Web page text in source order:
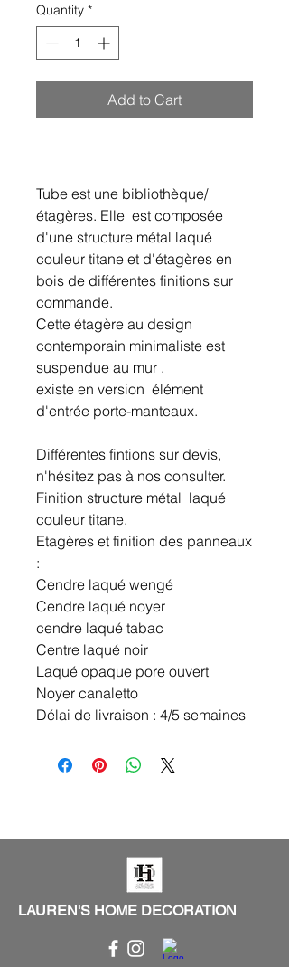
Quantity *
Add to Cart
Tube est une bibliothèque/
étagères. Elle est composée
d'une structure métal laqué
couleur titane et d'étagères en
bois de différentes finitions sur
commande.
Cette étagère au design
contemporain minimaliste est
suspendue au mur .
existe en version élément
d'entrée porte-manteaux.
Différentes fintions sur devis,
n'hésitez pas à nos consulter.
Finition structure métal laqué
couleur titane.
Etagères et finition des panneaux
:
Cendre laqué wengé
Cendre laqué noyer
cendre laqué tabac
Centre laqué noir
Laqué opaque pore ouvert
Noyer canaletto
Délai de livraison : 4/5 semaines
LAUREN'S HOME DECORATION